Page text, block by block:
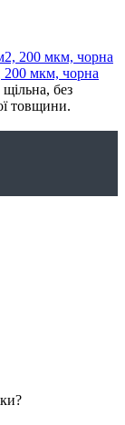
200 мкм, чорна
без
товщини.